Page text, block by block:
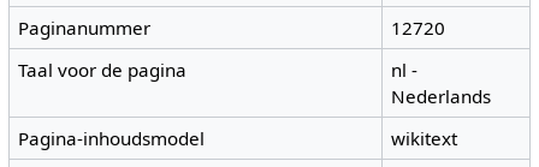
Paginanummer
12720
Taal voor de pagina
nl -
Nederlands
Pagina-inhoudsmodel
wikitext